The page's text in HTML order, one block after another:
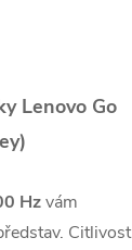
Lenovo Go
Hzvám
Citlivost